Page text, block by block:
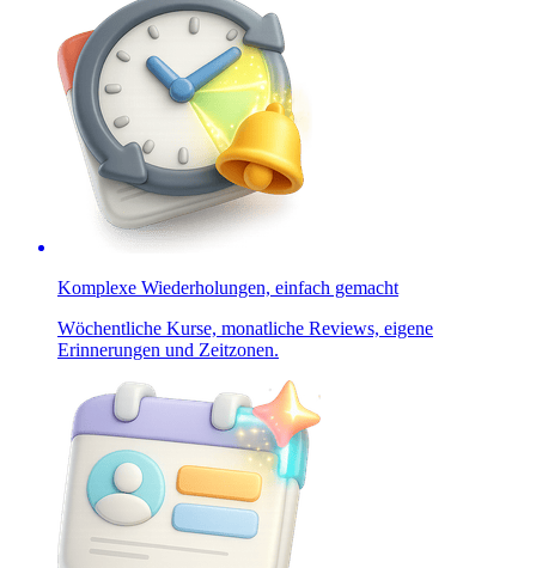
Komplexe Wiederholungen, einfach gemacht
Wöchentliche Kurse, monatliche Reviews, eigene
Erinnerungen und Zeitzonen.